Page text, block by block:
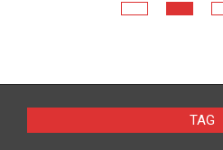
TAG